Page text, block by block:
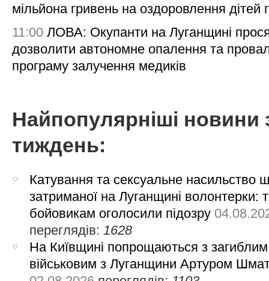
мільйона гривень на оздоровлення дітей
11:00 ЛОВА: Окупанти на Луганщині
дозволити автономне опалення та
програму залучення медиків
Найпопулярніші новини
тиждень:
Катування та сексуальне насильство
затриманої на Луганщині волонтерки:
бойовикам оголосили підозру
переглядів: 1628
На Київщині попрощаються з загиблим
військовим з Луганщини Артуром